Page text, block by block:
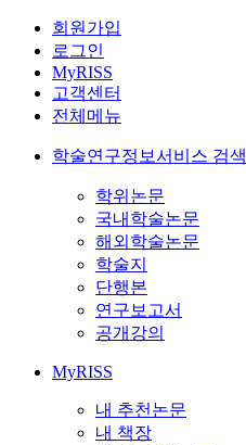
회원가입
로그인
MyRISS
고객센터
전체메뉴
학술연구정보서비스 검색
학위논문
국내학술논문
해외학술논문
학술지
단행본
연구보고서
공개강의
MyRISS
내 추천논문
내 책장